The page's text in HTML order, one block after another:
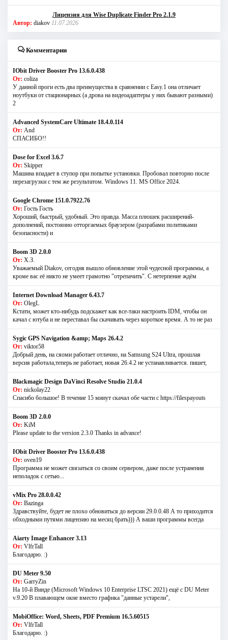
Лицензия для Wise Duplicate Finder Pro 2.1.9
Автор: diakov 11.07.2026
Комментарии
IObit Driver Booster Pro 13.6.0.438
От: coliza
У данной проги есть два преимущества в сравнении с Easy.1 она отличает
ноутбуки от стационарных (а дрова на видеоадаптеры у них бывают разными)
2
Advanced SystemCare Ultimate 18.4.0.114
От: And
СПАСИБО!!
Dose for Excel 3.6.7
От: Skipper
Машина впадает в ступор при попытке установки. Пробовал повторно после
перезагрузки с тем же результатом. Windows 11. MS Offiсe 2024.
Google Chrome 151.0.7922.76
От: Гость Гость
Хороший, быстрый, удобный. Это правда. Масса плюшек расширений-
дополнений, постоянно отторгаемых браузером (разрабами политиками
безопасности) и
Boom 3D 2.0.0
От: Х.З.
Уважаемый Diakov, сегодня вышло обновление этой чудесной программы, а
кроме вас её никто не умеет грамотно "отрепачить". С нетерпение ждём
Internet Download Manager 6.43.7
От: OlegL
Кстати, может кто-нибудь подскажет как все-таки настроить IDM, чтобы он
качал с ютуба и не переставал бы скачивать через короткое время. А то не раз
Sygic GPS Navigation &amp; Maps 26.4.2
От: viktor58
Добрый день, на сяоми работает отлично, на Samsung S24 Ultra, прошлая
версия работала,теперь не работает, новая 26.4.2 не устанавливается. пишет,
Blackmagic Design DaVinci Resolve Studio 21.0.4
От: nickolay22
Спасибо большое! В течение 15 минут скачал обе части с https://filespayouts
Boom 3D 2.0.0
От: KiM
Please update to the version 2.3.0 Thanks in advance!
IObit Driver Booster Pro 13.6.0.438
От: oven19
Программа не может связаться со своим сервером, даже после устранения
неполадок с сетью...
vMix Pro 28.0.0.42
От: Bazinga
Здравствуйте, будет не плохо обновиться до версии 29.0.0.48 А то приходится
обходными путями лицензию на месяц брать))) А ваши программы всегда
Aiarty Image Enhancer 3.13
От: VlfrTall
Благодарю. :)
DU Meter 9.50
От: GarryZin
На 10-й Винде (Microsoft Windows 10 Enterprise LTSC 2021) ещё с DU Meter
v.9.20 В плавающем окне вместо графика "данные устарели",
MobiOffice: Word, Sheets, PDF Premium 16.5.60515
От: VlfrTall
Благодарю. :)